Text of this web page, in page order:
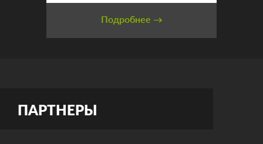
Подробнее →
ПАРТНЕРЫ